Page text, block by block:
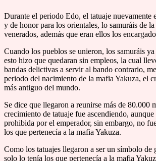
Durante el periodo Edo, el tatuaje nuevamente
y de honor para los orientales, lo samuráis de
venerados, además que eran ellos los
Cuando los pueblos se unieron, los samuráis
esto hizo que quedaran sin empleos, la cual
bandas delictivas a servir al bando contrario,
periodo del nacimiento de la mafia Yakuza, el
más antiguo del mundo.
Se dice que llegaron a reunirse más de 80.000
crecimiento de tatuaje fue ascendiendo,
prohibida por el emperador, sin embargo, no
los que pertenecía a la mafia Yakuza.
Como los tatuajes llegaron a ser un símbolo de
solo lo tenía los que pertenecía a la mafia